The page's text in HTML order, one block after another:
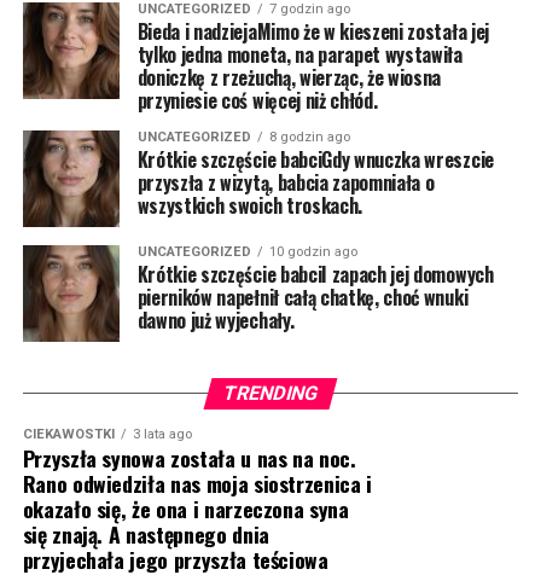
UNCATEGORIZED 7 godzin ago
Bieda i nadziejaMimo że w kieszeni została jej
tylko jedna moneta, na parapet wystawiła
doniczkę z rzeżuchą, wierząc, że wiosna
przyniesie coś więcej niż chłód.
UNCATEGORIZED 8 godzin ago
Krótkie szczęście babciGdy wnuczka wreszcie
przyszła z wizytą, babcia zapomniała o
wszystkich swoich troskach.
UNCATEGORIZED 10 godzin ago
Krótkie szczęście babciI zapach jej domowych
pierników napełnił całą chatkę, choć wnuki
dawno już wyjechały.
TRENDING
CIEKAWOSTKI 3 lata ago
Przyszła synowa została u nas na noc.
Rano odwiedziła nas moja siostrzenica i
okazało się, że ona i narzeczona syna
się znają. A następnego dnia
przyjechała jego przyszła teściowa